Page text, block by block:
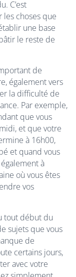
C’est
choses que
une base
le reste de
de
également vers
la difficulté de
Par exemple,
que vous
et que votre
à 16h00,
et quand vous
à
où vous êtes
vos
tout début du
sujets que vous
de
certains jours,
avec votre